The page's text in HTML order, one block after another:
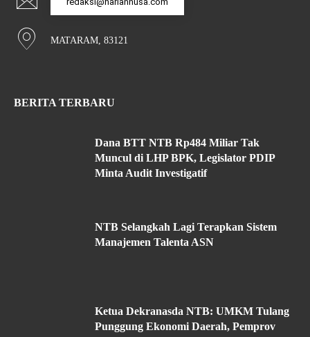
MATARAM, 83121
BERITA TERBARU
Dana BTT NTB Rp484 Miliar Tak
Muncul di LHP BPK, Legislator PDIP
Minta Audit Investigatif
NTB Selangkah Lagi Terapkan Sistem
Manajemen Talenta ASN
Ketua Dekranasda NTB: UMKM Tulang
Punggung Ekonomi Daerah, Pemprov